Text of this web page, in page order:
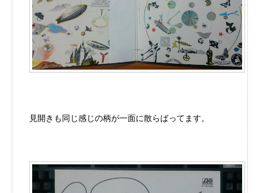
見開きも同じ感じの柄が一面に散らばってます。